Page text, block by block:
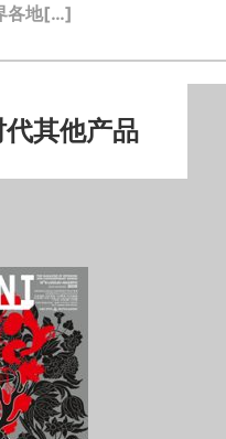
各地[…]
其他产品